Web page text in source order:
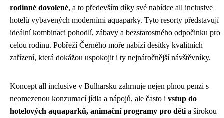
rodinné dovolené, a to především díky své nabídce all inclusive
hotelů vybavených moderními aquaparky. Tyto resorty představují
ideální kombinaci pohodlí, zábavy a bezstarostného odpočinku pro
celou rodinu. Pobřeží Černého moře nabízí desítky kvalitních
zařízení, která dokážou uspokojit i ty nejnáročnější návštěvníky.
Koncept all inclusive v Bulharsku zahrnuje nejen plnou penzi s
neomezenou konzumací jídla a nápojů, ale často i vstup do
hotelových aquaparků, animační programy pro děti a širokou